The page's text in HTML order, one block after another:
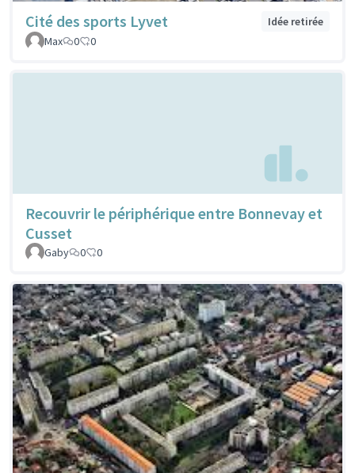
Cité des sports Lyvet
Idée retirée
Max
0 0
Recouvrir le périphérique entre Bonnevay et
Cusset
Gaby 0 0